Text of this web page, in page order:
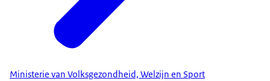
Ministerie van Volksgezondheid, Welzijn en Sport